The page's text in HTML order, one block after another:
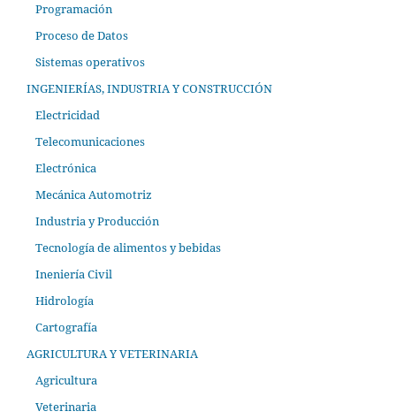
Programación
Proceso de Datos
Sistemas operativos
INGENIERÍAS, INDUSTRIA Y CONSTRUCCIÓN
Electricidad
Telecomunicaciones
Electrónica
Mecánica Automotriz
Industria y Producción
Tecnología de alimentos y bebidas
Ineniería Civil
Hidrología
Cartografía
AGRICULTURA Y VETERINARIA
Agricultura
Veterinaria